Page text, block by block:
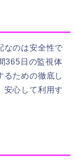
なのは安全性で
365日の監視体
るための徹底し
安心して利用す